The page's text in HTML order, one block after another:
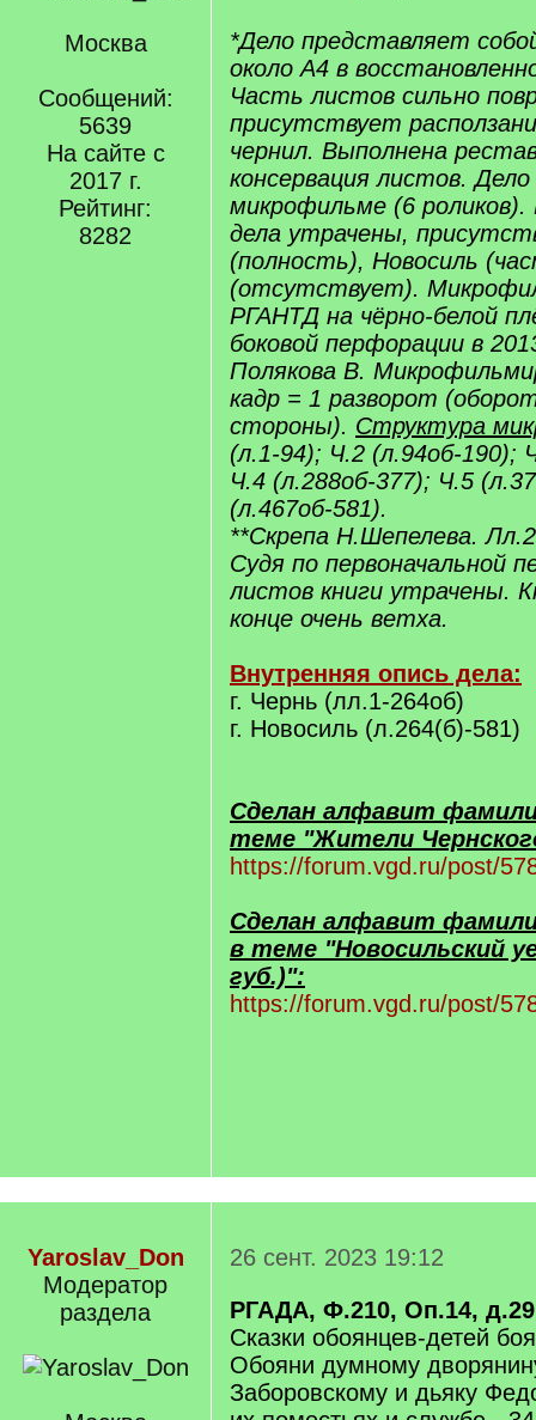
Москва
Сообщений:
5639
На сайте с
2017 г.
Рейтинг:
8282
*Дело представляет
около А4 в
Часть листов сильно
присутствует
чернил. Выполнена
консервация листов.
микрофильме (6 роликов).
дела утрачены,
(полность), Новосиль
(отсутствует).
РГАНТД на чёрно-белой
боковой перфорации в
Полякова В.
кадр = 1 разворот
стороны). Структура
(л.1-94); Ч.2 (л.94об-190);
Ч.4 (л.288об-377); Ч.5
(л.467об-581).
**Скрепа Н.Шепелева.
Судя по первоначальной
листов книги утрачены.
конце очень ветха.
Внутренняя опись дела:
г. Чернь (лл.1-264об)
г. Новосиль (л.264(б)-581)
Сделан алфавит
теме "Жители
https://forum.vgd.ru/post/
Сделан алфавит
в теме "Новосильский
губ.)":
https://forum.vgd.ru/post/
Yaroslav_Don
Модератор
раздела
26 сент. 2023 19:12
РГАДА, Ф.210, Оп.14,
Сказки обоянцев-детей
Обояни думному
Заборовскому и дьяку